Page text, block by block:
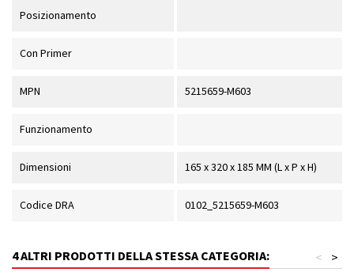
Posizionamento
Con Primer
MPN 5215659-M603
Funzionamento
Dimensioni 165 x 320 x 185 MM (L x P x H)
Codice DRA 0102_5215659-M603
4 ALTRI PRODOTTI DELLA STESSA CATEGORIA: >
<